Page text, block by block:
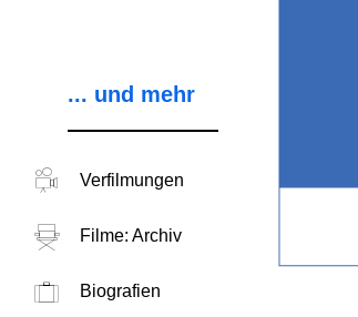
... und mehr
Verfilmungen
Filme: Archiv
Biografien